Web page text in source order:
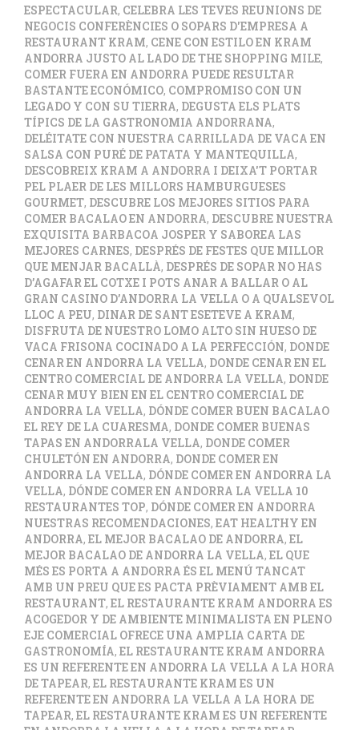
ESPECTACULAR, CELEBRA LES TEVES REUNIONS DE
NEGOCIS CONFERÈNCIES O SOPARS D'EMPRESA A
RESTAURANT KRAM, CENE CON ESTILO EN KRAM
ANDORRA JUSTO AL LADO DE THE SHOPPING MILE,
COMER FUERA EN ANDORRA PUEDE RESULTAR
BASTANTE ECONÓMICO, COMPROMISO CON UN
LEGADO Y CON SU TIERRA, DEGUSTA ELS PLATS
TÍPICS DE LA GASTRONOMIA ANDORRANA,
DELÉITATE CON NUESTRA CARRILLADA DE VACA EN
SALSA CON PURÉ DE PATATA Y MANTEQUILLA,
DESCOBREIX KRAM A ANDORRA I DEIXA'T PORTAR
PEL PLAER DE LES MILLORS HAMBURGUESES
GOURMET, DESCUBRE LOS MEJORES SITIOS PARA
COMER BACALAO EN ANDORRA, DESCUBRE NUESTRA
EXQUISITA BARBACOA JOSPER Y SABOREA LAS
MEJORES CARNES, DESPRÉS DE FESTES QUE MILLOR
QUE MENJAR BACALLÀ, DESPRÉS DE SOPAR NO HAS
D’AGAFAR EL COTXE I POTS ANAR A BALLAR O AL
GRAN CASINO D’ANDORRA LA VELLA O A QUALSEVOL
LLOC A PEU, DINAR DE SANT ESETEVE A KRAM,
DISFRUTA DE NUESTRO LOMO ALTO SIN HUESO DE
VACA FRISONA COCINADO A LA PERFECCIÓN, DONDE
CENAR EN ANDORRA LA VELLA, DONDE CENAR EN EL
CENTRO COMERCIAL DE ANDORRA LA VELLA, DONDE
CENAR MUY BIEN EN EL CENTRO COMERCIAL DE
ANDORRA LA VELLA, DÓNDE COMER BUEN BACALAO
EL REY DE LA CUARESMA, DONDE COMER BUENAS
TAPAS EN ANDORRALA VELLA, DONDE COMER
CHULETÓN EN ANDORRA, DONDE COMER EN
ANDORRA LA VELLA, DÓNDE COMER EN ANDORRA LA
VELLA, DÓNDE COMER EN ANDORRA LA VELLA 10
RESTAURANTES TOP, DÓNDE COMER EN ANDORRA
NUESTRAS RECOMENDACIONES, EAT HEALTHY EN
ANDORRA, EL MEJOR BACALAO DE ANDORRA, EL
MEJOR BACALAO DE ANDORRA LA VELLA, EL QUE
MÉS ES PORTA A ANDORRA ÉS EL MENÚ TANCAT
AMB UN PREU QUE ES PACTA PRÈVIAMENT AMB EL
RESTAURANT, EL RESTAURANTE KRAM ANDORRA ES
ACOGEDOR Y DE AMBIENTE MINIMALISTA EN PLENO
EJE COMERCIAL OFRECE UNA AMPLIA CARTA DE
GASTRONOMÍA, EL RESTAURANTE KRAM ANDORRA
ES UN REFERENTE EN ANDORRA LA VELLA A LA HORA
DE TAPEAR, EL RESTAURANTE KRAM ES UN
REFERENTE EN ANDORRA LA VELLA A LA HORA DE
TAPEAR, EL RESTAURANTE KRAM ES UN REFERENTE